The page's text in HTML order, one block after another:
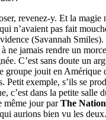
revenez-y. Et la magie
n’avaient pas fait
(Savannah
ne jamais rendre un
C’est sans doute un
groupe jouit en Amérique
Petit exemple, s’ils se
c’est dans la petite salle
même jour parThe
aurions bien vu les deux.